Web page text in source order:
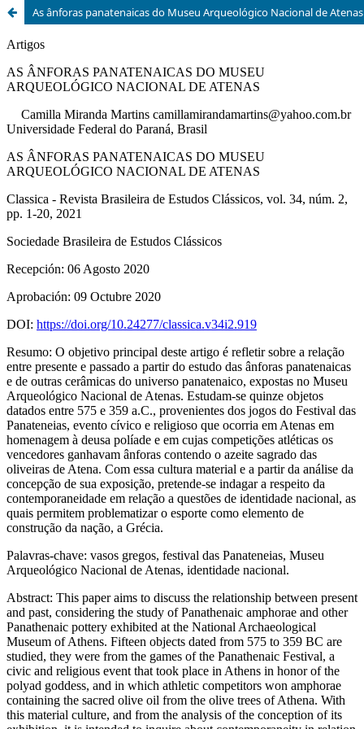
As ânforas panatenaicas do Museu Arqueológico Nacional de Atenas